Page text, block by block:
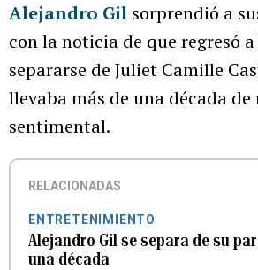
Alejandro Gil sorprendió a
con la noticia de que regresó
separarse de Juliet Camille
llevaba más de una década
sentimental.
RELACIONADAS
ENTRETENIMIENTO
Alejandro Gil se separa de su
una década